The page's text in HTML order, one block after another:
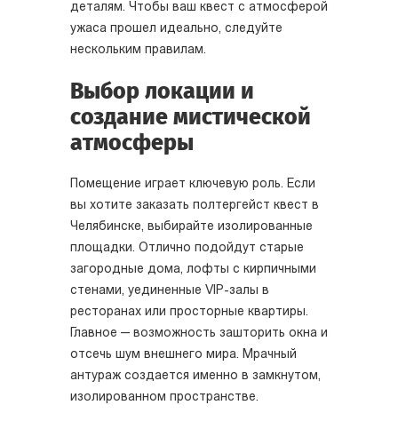
деталям. Чтобы ваш квест с атмосферой
ужаса прошел идеально, следуйте
нескольким правилам.
Выбор локации и
создание мистической
атмосферы
Помещение играет ключевую роль. Если
вы хотите заказать полтергейст квест в
Челябинске, выбирайте изолированные
площадки. Отлично подойдут старые
загородные дома, лофты с кирпичными
стенами, уединенные VIP-залы в
ресторанах или просторные квартиры.
Главное — возможность зашторить окна и
отсечь шум внешнего мира. Мрачный
антураж создается именно в замкнутом,
изолированном пространстве.